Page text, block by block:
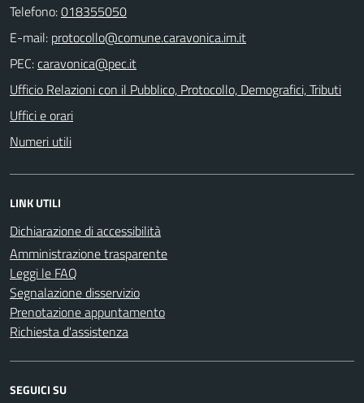
Telefono:018355050
E-mail:
PEC:
Ufficio Relazioni con il Pubblico, Protocollo, Demografici, Tributi
Uffici e orari
Numeri utili
LINK UTILI
Dichiarazione di accessibilità
Amministrazione trasparente
Leggi le FAQ
Segnalazione disservizio
Prenotazione appuntamento
Richiesta d'assistenza
SEGUICI SU